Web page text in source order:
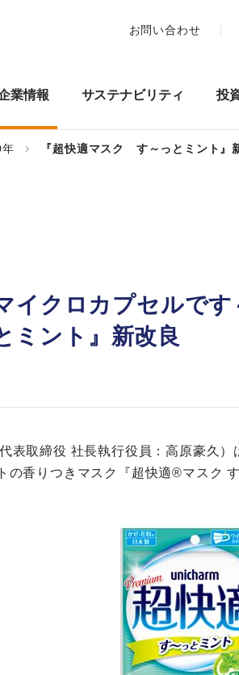
業情報 サステナビリティ 投
お問い合わせ
『超快適マスク す～っとミント』
イクロカプセルです
ミント』新改良
表取締役 社長執行役員：高原豪久
香りつきマスク『超快適®マスク